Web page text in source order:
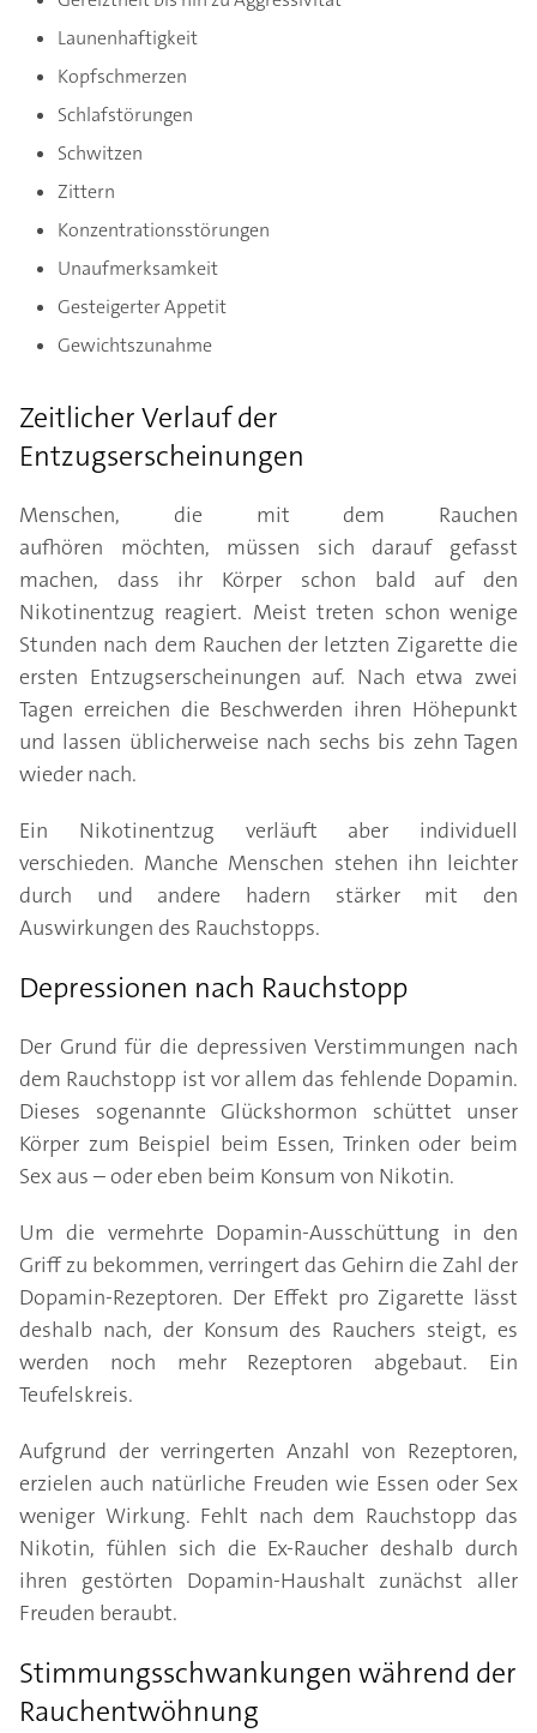
Launenhaftigkeit
Kopfschmerzen
Schlafstörungen
Schwitzen
Zittern
Konzentrationsstörungen
Unaufmerksamkeit
Gesteigerter Appetit
Gewichtszunahme
Zeitlicher Verlauf der
Entzugserscheinungen
Menschen, die mit dem Rauchen
aufhören möchten, müssen sich darauf gefasst
machen, dass ihr Körper schon bald auf den
Nikotinentzug reagiert. Meist treten schon wenige
Stunden nach dem Rauchen der letzten Zigarette die
ersten Entzugserscheinungen auf. Nach etwa zwei
Tagen erreichen die Beschwerden ihren Höhepunkt
und lassen üblicherweise nach sechs bis zehn Tagen
wieder nach.
Ein Nikotinentzug verläuft aber individuell
verschieden. Manche Menschen stehen ihn leichter
durch und andere hadern stärker mit den
Auswirkungen des Rauchstopps.
Depressionen nach Rauchstopp
Der Grund für die depressiven Verstimmungen nach
dem Rauchstopp ist vor allem das fehlende Dopamin.
Dieses sogenannte Glückshormon schüttet unser
Körper zum Beispiel beim Essen, Trinken oder beim
Sex aus – oder eben beim Konsum von Nikotin.
Um die vermehrte Dopamin-Ausschüttung in den
Griff zu bekommen, verringert das Gehirn die Zahl der
Dopamin-Rezeptoren. Der Effekt pro Zigarette lässt
deshalb nach, der Konsum des Rauchers steigt, es
werden noch mehr Rezeptoren abgebaut. Ein
Teufelskreis.
Aufgrund der verringerten Anzahl von Rezeptoren,
erzielen auch natürliche Freuden wie Essen oder Sex
weniger Wirkung. Fehlt nach dem Rauchstopp das
Nikotin, fühlen sich die Ex-Raucher deshalb durch
ihren gestörten Dopamin-Haushalt zunächst aller
Freuden beraubt.
Stimmungsschwankungen während der
Rauchentwöhnung